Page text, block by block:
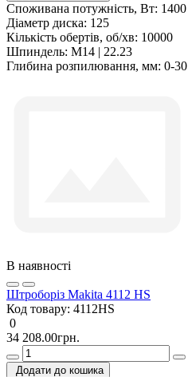
Споживана потужність, Вт: 1400
Діаметр диска: 125
Кількість обертів, об/хв: 10000
Шпиндель: M14 | 22.23
Глибина розпилювання, мм: 0-30
В наявності
Штроборіз Makita 4112 HS
Код товару: 4112HS
0
34 208.00грн.
Додати до кошика